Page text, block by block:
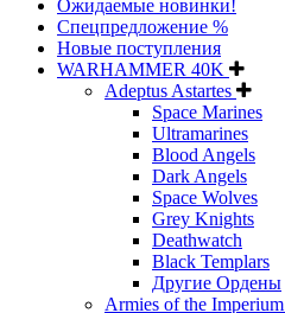
Ожидаемые новинки!
Спецпредложение %
Новые поступления
WARHAMMER 40K
Adeptus Astartes
Space Marines
Ultramarines
Blood Angels
Dark Angels
Space Wolves
Grey Knights
Deathwatch
Black Templars
Другие Ордены
Armies of the Imperium